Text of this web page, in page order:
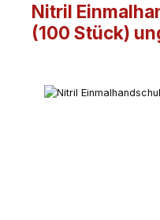
Nitril
(100 Stück)
Bildergalerie überspringen